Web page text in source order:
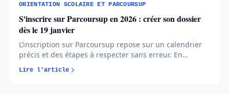
ORIENTATION SCOLAIRE ET PARCOURSUP
S'inscrire sur Parcoursup en 2026 : créer son dossier
dès le 19 janvier
L’inscription sur Parcoursup repose sur un calendrier
précis et des étapes à respecter sans erreur. En
vous avancez plus sereinement et évitez les oublis
Lire l'article